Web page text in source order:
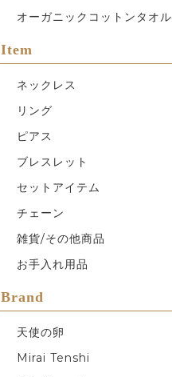
オーガニックコットンタオル
Item
ネックレス
リング
ピアス
ブレスレット
セットアイテム
チェーン
雑貨/その他商品
お手入れ用品
Brand
天使の卵
Mirai Tenshi